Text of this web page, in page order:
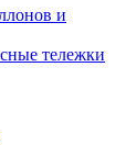
и
тележки